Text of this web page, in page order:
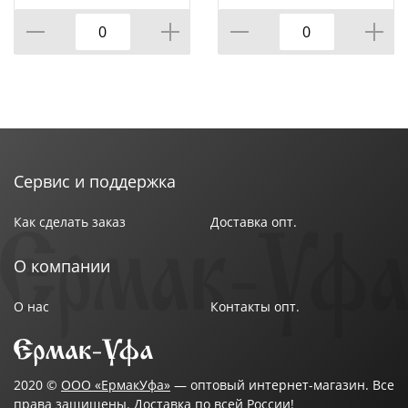
Сервис и поддержка
Как сделать заказ Доставка опт.
О компании
О нас Контакты опт.
2020 © ООО «ЕрмакУфа» — оптовый интернет-магазин. Все
права защищены. Доставка по всей России!